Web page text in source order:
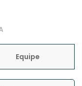
Equipe